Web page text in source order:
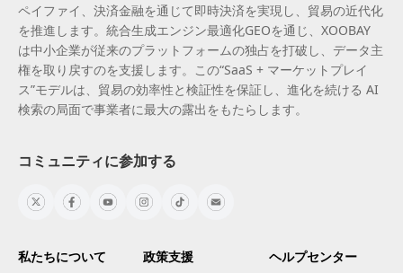
ペイファイ、決済金融を通じて即時決済を実現し、貿易の近代化
を推進します。統合生成エンジン最適化GEOを通じ、XOOBAY
は中小企業が従来のプラットフォームの独占を打破し、データ主
権を取り戻すのを支援します。この“SaaS + マーケットプレイ
ス”モデルは、貿易の効率性と検証性を保証し、進化を続ける AI
検索の局面で事業者に最大の露出をもたらします。
コミュニティに参加する
私たちについて 政策支援 ヘルプセンター